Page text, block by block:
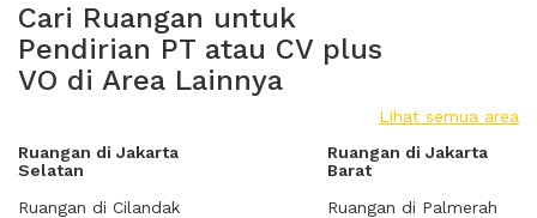
Cari Ruangan untuk
Pendirian PT atau CV plus
VO di Area Lainnya
Lihat semua area
Ruangan di Jakarta
Selatan
Ruangan di Cilandak
Ruangan di Jakarta
Barat
Ruangan di Palmerah